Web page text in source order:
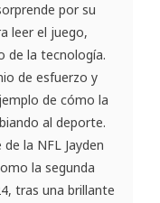
por su
leer el juego,
de la tecnología.
de esfuerzo y
de cómo la
al deporte.
la NFL Jayden
la segunda
tras una brillante